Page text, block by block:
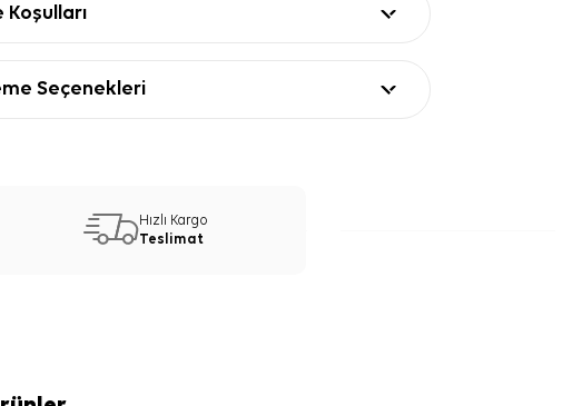
Koşulları
Seçenekleri
Hızlı Kargo
Teslimat